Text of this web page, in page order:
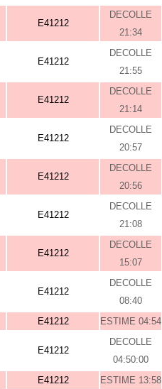
E41212
DECOLLE
21:34
E41212
DECOLLE
21:55
E41212
DECOLLE
21:14
E41212
DECOLLE
20:57
E41212
DECOLLE
20:56
E41212
DECOLLE
21:08
E41212
DECOLLE
15:07
E41212
DECOLLE
08:40
E41212 ESTIME 04:54
E41212
DECOLLE
04:50:00
E41212 ESTIME 13:58